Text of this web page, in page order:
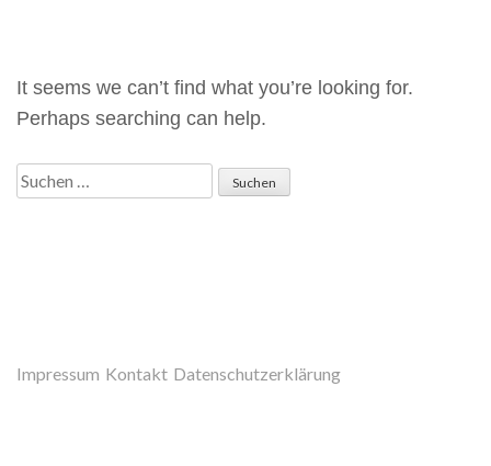
It seems we can’t find what you’re looking for.
Perhaps searching can help.
Suchen
Impressum Kontakt Datenschutzerklärung